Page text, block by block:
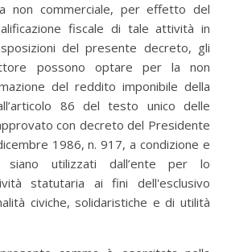
non commerciale, per effetto del
fiscale di tale attività in
del presente decreto, gli
possono optare per la non
del reddito imponibile della
86 del testo unico delle
con decreto del Presidente
1986, n. 917, a condizione e
utilizzati dall’ente per lo
statutaria ai fini dell'esclusivo
civiche, solidaristiche e di utilità